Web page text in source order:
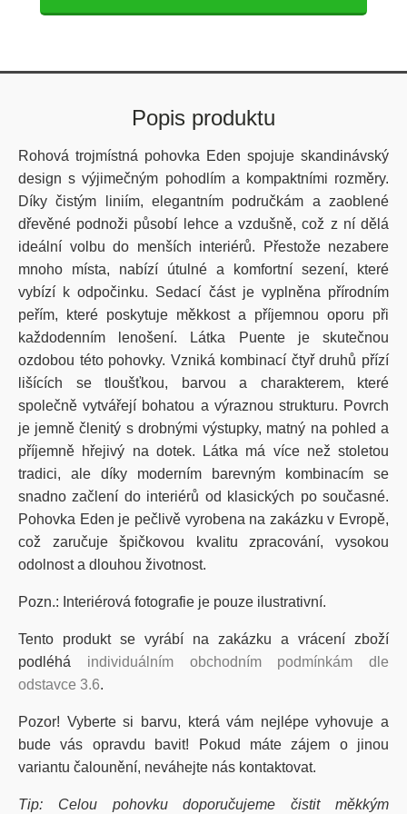
Popis produktu
Rohová trojmístná pohovka Eden spojuje skandinávský
design s výjimečným pohodlím a kompaktními rozměry.
Díky čistým liniím, elegantním područkám a zaoblené
dřevěné podnoži působí lehce a vzdušně, což z ní dělá
ideální volbu do menších interiérů. Přestože nezabere
mnoho místa, nabízí útulné a komfortní sezení, které
vybízí k odpočinku. Sedací část je vyplněna přírodním
peřím, které poskytuje měkkost a příjemnou oporu při
každodenním lenošení. Látka Puente je skutečnou
ozdobou této pohovky. Vzniká kombinací čtyř druhů přízí
lišících se tloušťkou, barvou a charakterem, které
společně vytvářejí bohatou a výraznou strukturu. Povrch
je jemně členitý s drobnými výstupky, matný na pohled a
příjemně hřejivý na dotek. Látka má více než stoletou
tradici, ale díky moderním barevným kombinacím se
snadno začlení do interiérů od klasických po současné.
Pohovka Eden je pečlivě vyrobena na zakázku v Evropě,
což zaručuje špičkovou kvalitu zpracování, vysokou
odolnost a dlouhou životnost.
Pozn.: Interiérová fotografie je pouze ilustrativní.
Tento produkt se vyrábí na zakázku a vrácení zboží
podléhá individuálním obchodním podmínkám dle
odstavce 3.6.
Pozor! Vyberte si barvu, která vám nejlépe vyhovuje a
bude vás opravdu bavit! Pokud máte zájem o jinou
variantu čalounění, neváhejte nás kontaktovat.
Tip: Celou pohovku doporučujeme čistit měkkým